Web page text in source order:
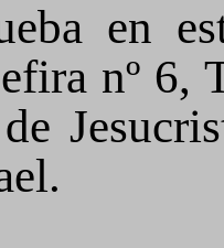
en
nº 6,